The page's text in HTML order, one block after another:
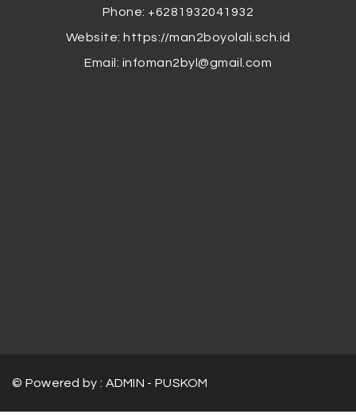
Phone: +6281932041932
Website: https://man2boyolali.sch.id
Email: infoman2byl@gmail.com
© Powered by : ADMIN - PUSKOM